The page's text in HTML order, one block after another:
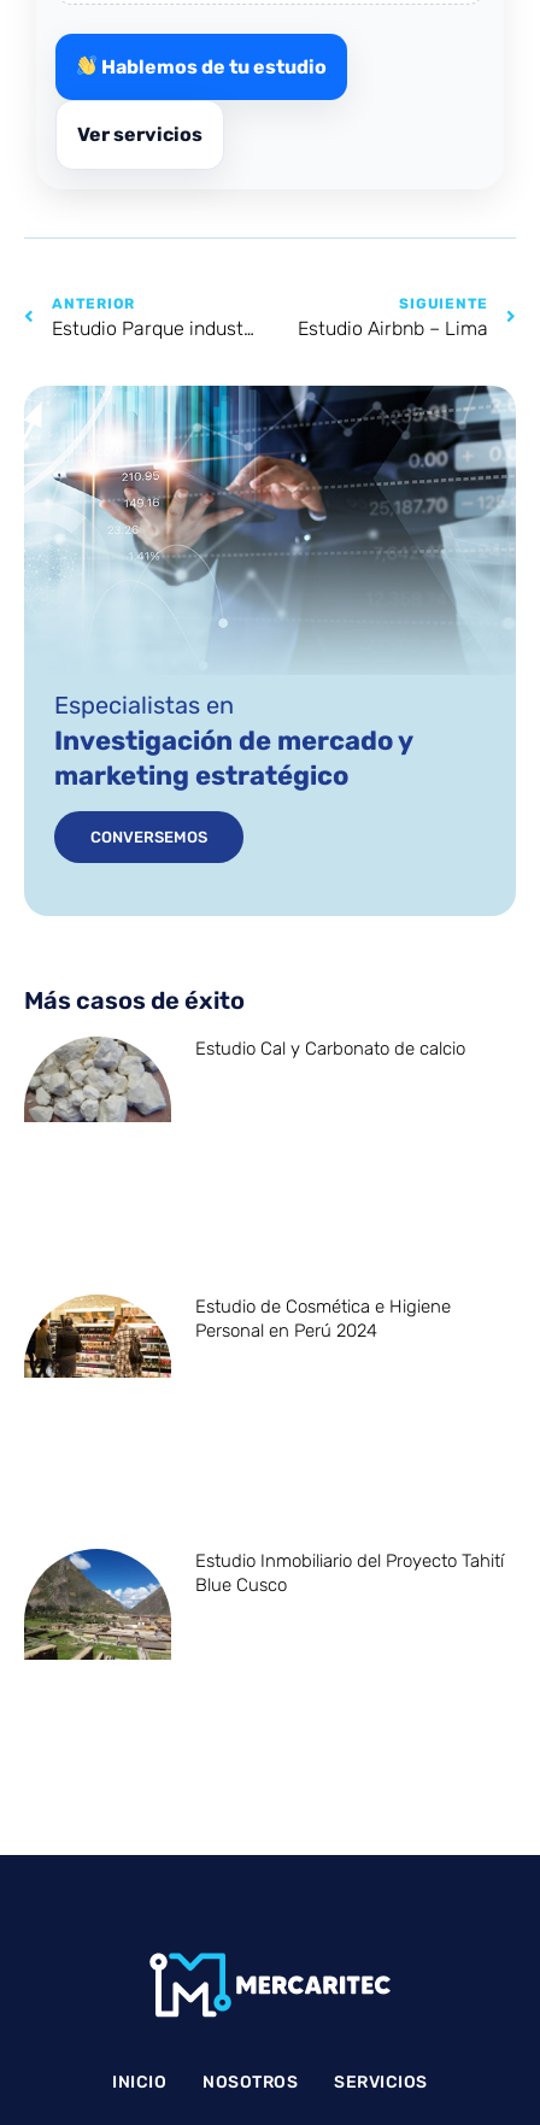
Hablemos de tu estudio
Ver servicios
ANTERIOR
Estudio Parque industrial carretera Piura – Sullana
SIGUIENTE
Estudio Airbnb – Lima
Especialistas en
Investigación de mercado y
marketing estratégico
CONVERSEMOS
Más casos de éxito
Estudio Cal y Carbonato de calcio
Estudio de Cosmética e Higiene
Personal en Perú 2024
Estudio Inmobiliario del Proyecto Tahití
Blue Cusco
INICIO NOSOTROS SERVICIOS